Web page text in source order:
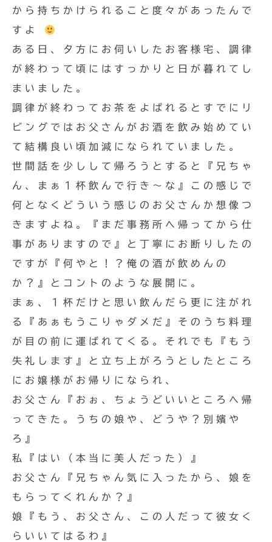
から持ちかけられること度々があったんで
すよ
ある日、夕方にお伺いしたお客様宅、調律
が終わって頃にはすっかりと日が暮れてし
まいました。
調律が終わってお茶をよばれるとすでにリ
ビングではお父さんがお酒を飲み始めてい
て結構良い頃加減になられていました。
世間話を少しして帰ろうとすると『兄ちゃ
ん、まぁ１杯飲んで行き〜な』この感じで
何となくどういう感じのお父さんか想像つ
きますよね。『まだ事務所へ帰ってから仕
事がありますので』と丁寧にお断りしたの
ですが『何やと！？俺の酒が飲めんの
か？』とコントのような展開に。
まぁ、１杯だけと思い飲んだら更に注がれ
る『あぁもうこりゃダメだ』そのうち料理
が目の前に運ばれてくる。それでも『もう
失礼します』と立ち上がろうとしたところ
にお嬢様がお帰りになられ、
お父さん『おぉ、ちょうどいいところへ帰
ってきた。うちの娘や、どうや？別嬪や
ろ』
私『はい（本当に美人だった）』
お父さん『兄ちゃん気に入ったから、娘を
もらってくれんか？』
娘『もう、お父さん、この人だって彼女く
らいいてはるわ』